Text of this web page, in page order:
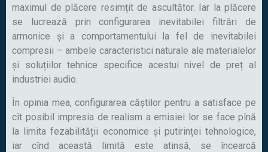
maximul de plăcere resimțit de ascultător. Iar la plăcere
se lucrează prin configurarea inevitabilei filtrări de
armonice și a comportamentului la fel de inevitabilei
compresii – ambele caracteristici naturale ale materialelor
și soluțiilor tehnice specifice acestui nivel de preț al
industriei audio.
În opinia mea, configurarea căștilor pentru a satisface pe
cît posibil impresia de realism a emisiei lor se face pînă
la limita fezabilității economice și putirinței tehnologice,
iar cînd această limită este atinsă, se încearcă